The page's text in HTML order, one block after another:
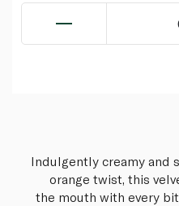
Indulgently creamy and
orange twist, this
the mouth with every